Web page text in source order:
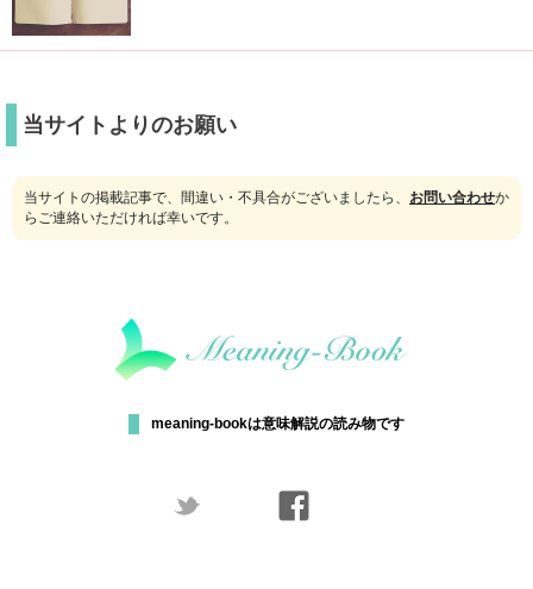
当サイトよりのお願い
当サイトの掲載記事で、間違い・不具合がございましたら、 お問い合わせか
らご連絡いただければ幸いです。
meaning-bookは意味解説の読み物です